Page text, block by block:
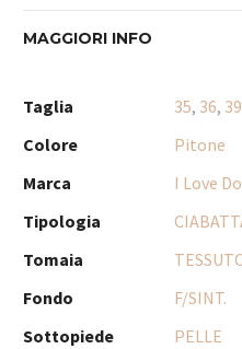
MAGGIORI INFO
Taglia 35, 36, 39
Colore
Pitone
Marca
I Love
Tipologia
Tomaia
Fondo
F/SINT.
Sottopiede
PELLE